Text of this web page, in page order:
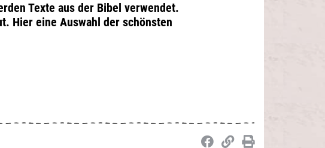
Texte aus der Bibel verwendet.
Hier eine Auswahl der schönsten